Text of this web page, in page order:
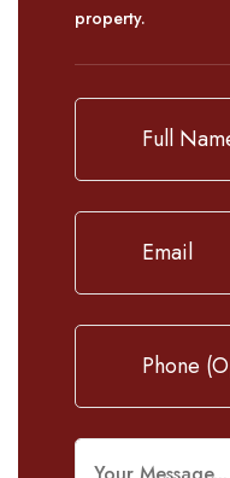
property.